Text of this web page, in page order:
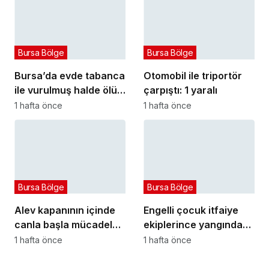
Bursa’da evde tabanca
ile vurulmuş halde ölü
bulundu
Bursa Bölge
1 hafta önce
Otomobil ile triportör
çarpıştı: 1 yaralı
Bursa Bölge
1 hafta önce
Alev kapanının içinde
canla başla mücadele
ettiler:
Bursa Bölge
1 hafta önce
Engelli çocuk itfaiye
ekiplerince yangından
kurtarıldı
Bursa Bölge
1 hafta önce